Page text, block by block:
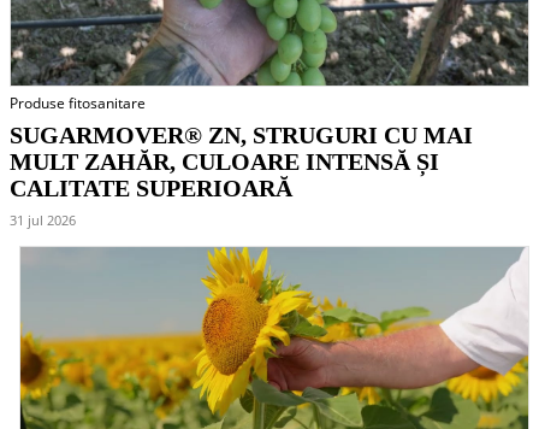
Produse fitosanitare
SUGARMOVER® ZN, STRUGURI CU MAI
MULT ZAHĂR, CULOARE INTENSĂ ȘI
CALITATE SUPERIOARĂ
31 jul 2026